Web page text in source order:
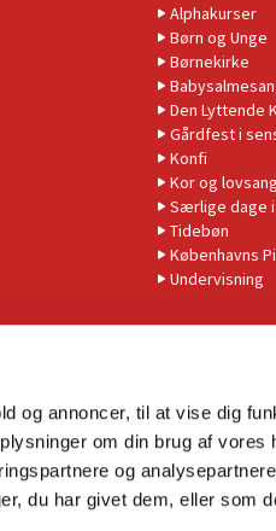
og annoncer, til at vise dig
om din brug af vores
og
du har givet dem, eller som
Alphakurser
Børn og Unge
Børnekirke
Den Lyttende
Gårdfest i
Konfi
Kor og lovsang
Særlige dage
Tidebøn
Københavns
Undervisning
Tilgængelighedserklæring